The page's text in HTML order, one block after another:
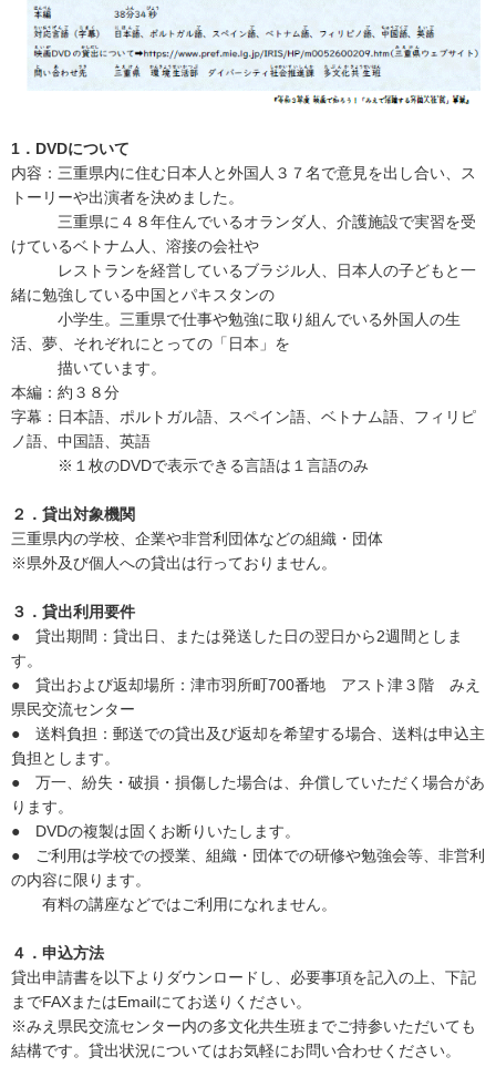
1．DVDについて
内容：三重県内に住む日本人と外国人３７名で意見を出し合い、ス
トーリーや出演者を決めました。
三重県に４８年住んでいるオランダ人、介護施設で実習を受
けているベトナム人、溶接の会社や
レストランを経営しているブラジル人、日本人の子どもと一
緒に勉強している中国とパキスタンの
小学生。三重県で仕事や勉強に取り組んでいる外国人の生
活、夢、それぞれにとっての「日本」を
描いています。
本編：約３８分
字幕：日本語、ポルトガル語、スペイン語、ベトナム語、フィリピ
ノ語、中国語、英語
※１枚のDVDで表示できる言語は１言語のみ
２．貸出対象機関
三重県内の学校、企業や非営利団体などの組織・団体
※県外及び個人への貸出は行っておりません。
３．貸出利用要件
● 貸出期間：貸出日、または発送した日の翌日から2週間としま
す。
● 貸出および返却場所：津市羽所町700番地 アスト津３階 みえ
県民交流センター
● 送料負担：郵送での貸出及び返却を希望する場合、送料は申込主
負担とします。
● 万一、紛失・破損・損傷した場合は、弁償していただく場合があ
ります。
● DVDの複製は固くお断りいたします。
● ご利用は学校での授業、組織・団体での研修や勉強会等、非営利
の内容に限ります。
有料の講座などではご利用になれません。
４．申込方法
貸出申請書を以下よりダウンロードし、必要事項を記入の上、下記
までFAXまたはEmailにてお送りください。
※みえ県民交流センター内の多文化共生班までご持参いただいても
結構です。貸出状況についてはお気軽にお問い合わせください。